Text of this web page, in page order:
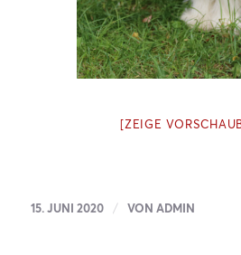
[ZEIGE
15. JUNI 2020 / VON ADMIN